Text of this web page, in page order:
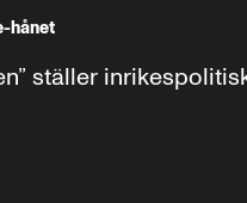
hånet
ställer